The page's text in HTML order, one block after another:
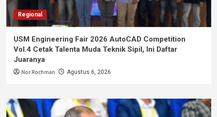
Regional
USM Engineering Fair 2026 AutoCAD Competition
Vol.4 Cetak Talenta Muda Teknik Sipil, Ini Daftar
Juaranya
Nor Rochman Agustus 6, 2026